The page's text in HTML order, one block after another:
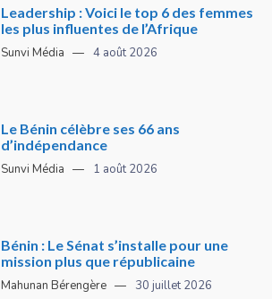
Leadership : Voici le top 6 des femmes
les plus influentes de l’Afrique
Sunvi Média 4 août 2026
Le Bénin célèbre ses 66 ans
d’indépendance
Sunvi Média 1 août 2026
Bénin : Le Sénat s’installe pour une
mission plus que républicaine
Mahunan Bérengère 30 juillet 2026